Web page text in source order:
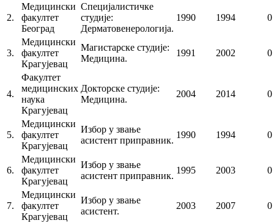
2.
Медицински
факултет
Београд
Специјалистичке
студије:
Дерматовенерологија.
1990 1994 0
3.
Медицински
факултет
Крагујевац
Магистарске студије:
Медицина.
1991 2002 0
4.
Факултет
медицинских
наука
Крагујевац
Докторске студије:
Медицина.
2004 2014 0
5.
Медицински
факултет
Крагујевац
Избор у звање
асистент приправник.
1990 1994 0
6.
Медицински
факултет
Крагујевац
Избор у звање
асистент приправник.
1995 2003 0
7.
Медицински
факултет
Крагујевац
Избор у звање
асистент.
2003 2007 0